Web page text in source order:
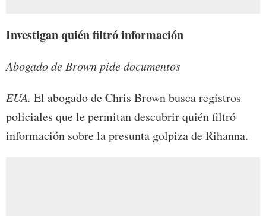
Investigan quién filtró información
Abogado de Brown pide documentos
EUA. El abogado de Chris Brown busca registros
policiales que le permitan descubrir quién filtró
información sobre la presunta golpiza de Rihanna.